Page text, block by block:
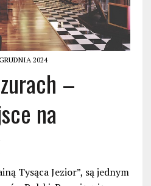
2024
–
na
Tysąca Jezior”, są jednym